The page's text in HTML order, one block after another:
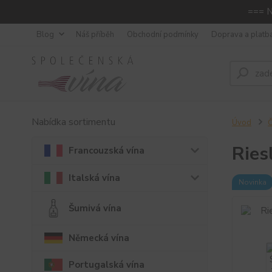
===
Blog Náš příběh Obchodní podmínky Doprava a
Nabídka sortimentu
Francouzská vína
Italská vína
Šumivá vína
Německá vína
Portugalská vína
Úvod
Novinka